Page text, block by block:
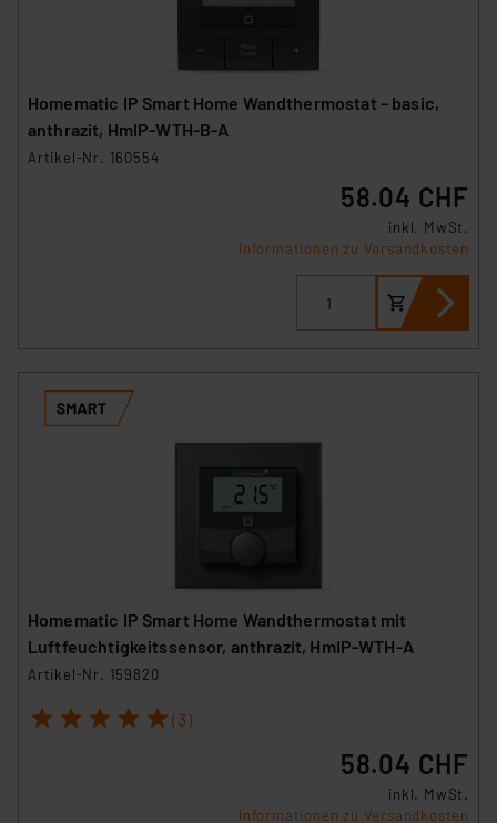
Homematic IP Smart Home Wandthermostat – basic,
anthrazit, HmIP-WTH-B-A
Artikel-Nr. 160554
58.04 CHF
inkl. MwSt.
Informationen zu Versandkosten
Homematic IP Smart Home Wandthermostat mit
Luftfeuchtigkeitssensor, anthrazit, HmIP-WTH-A
Artikel-Nr. 159820
1 2 3 4 5 (3)
58.04 CHF
inkl. MwSt.
Informationen zu Versandkosten